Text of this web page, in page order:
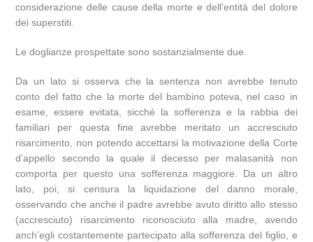
considerazione delle cause della morte e dell’entità del dolore
dei superstiti.
Le doglianze prospettate sono sostanzialmente due.
Da un lato si osserva che la sentenza non avrebbe tenuto
conto del fatto che la morte del bambino poteva, nel caso in
esame, essere evitata, sicché la sofferenza e la rabbia dei
familiari per questa fine avrebbe meritato un accresciuto
risarcimento, non potendo accettarsi la motivazione della Corte
d’appello secondo la quale il decesso per malasanità non
comporta per questo una sofferenza maggiore. Da un altro
lato, poi, si censura la liquidazione del danno morale,
osservando che anche il padre avrebbe avuto diritto allo stesso
(accresciuto) risarcimento riconosciuto alla madre, avendo
anch’egli costantemente partecipato alla sofferenza del figlio, e